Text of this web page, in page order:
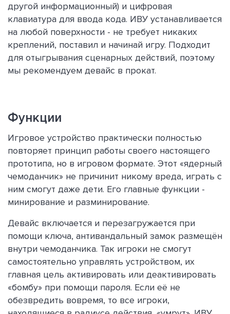
другой информационный) и цифровая
клавиатура для ввода кода. ИВУ устанавливается
на любой поверхности - не требует никаких
креплений, поставил и начинай игру. Подходит
для отыгрывания сценарных действий, поэтому
мы рекомендуем девайс в прокат.
Функции
Игровое устройство практически полностью
повторяет принцип работы своего настоящего
прототипа, но в игровом формате. Этот «ядерный
чемоданчик» не причинит никому вреда, играть с
ним смогут даже дети. Его главные функции -
минирование и разминирование.
Девайс включается и перезагружается при
помощи ключа, антивандальный замок размещён
внутри чемоданчика. Так игроки не смогут
самостоятельно управлять устройством, их
главная цель активировать или деактивировать
«бомбу» при помощи пароля. Если её не
обезвредить вовремя, то все игроки,